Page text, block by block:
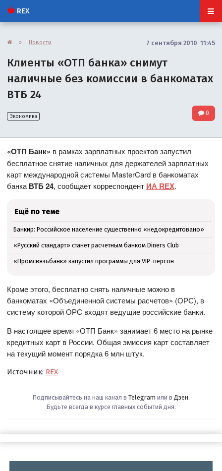
REX
» Новости 7 сентября 2010 11:45
Клиенты «ОТП банка» снимут
наличные без комиссии в банкоматах
ВТБ 24
Экономика 0
«ОТП Банк» в рамках зарплатных проектов запустил
бесплатное снятие наличных для держателей зарплатных
карт международной системы MasterCard в банкоматах
банкаВТБ 24, сообщает корреспондент ИА REX.
Ещё по теме
Банкир: Российское население существенно «недокредитовано»
«Русский стандарт» станет расчетным банком Diners Club
«Промсвязьбанк» запустил программы для VIP-персон
Кроме этого, бесплатно снять наличные можно в
банкоматах «Объединенной системы расчетов» (ОРС), в
систему которой ОРС входят ведущие российские банки.
В настоящее время «ОТП Банк» занимает 6 место на рынке
кредитных карт в России. Общая эмиссия карт составляет
на текущий момент порядка 6 млн штук.
Источник: REX
Подписывайтесь на наш канал в Telegram или в Дзен.
Будьте всегда в курсе главных событий дня.